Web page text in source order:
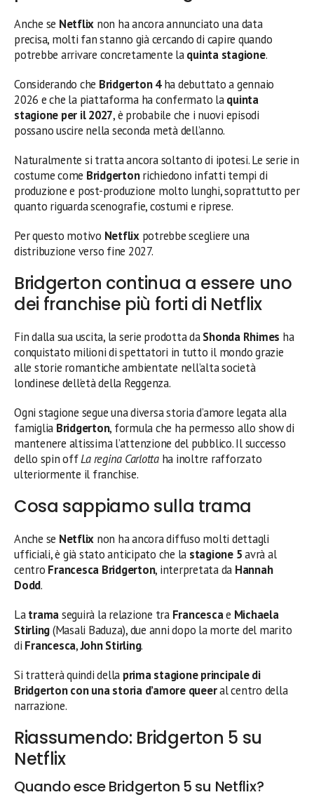
Anche se Netflix non ha ancora annunciato una data
precisa, molti fan stanno già cercando di capire quando
potrebbe arrivare concretamente laquinta stagione.
Considerando che Bridgerton 4ha debuttato a gennaio
2026 e che la piattaforma ha confermato laquinta
stagione per il 2027, è probabile che i nuovi episodi
possano uscire nella seconda metà dell’anno.
Naturalmente si tratta ancora soltanto di ipotesi. Le serie in
costume come Bridgertonrichiedono infatti tempi di
produzione e post-produzione molto lunghi, soprattutto per
quanto riguarda scenografie, costumi e riprese.
Per questo motivo Netflixpotrebbe scegliere una
distribuzione verso fine 2027.
Bridgerton continua a essere uno
dei franchise più forti di Netflix
Fin dalla sua uscita, la serie prodotta daShonda Rhimes ha
conquistato milioni di spettatori in tutto il mondo grazie
alle storie romantiche ambientate nell’alta società
londinese dell’età della Reggenza.
Ogni stagione segue una diversa storia d’amore legata alla
famiglia Bridgerton, formula che ha permesso allo show di
mantenere altissima l’attenzione del pubblico. Il successo
dello spin offLa regina Carlottaha inoltre rafforzato
ulteriormente il franchise.
Cosa sappiamo sulla trama
Anche se Netflix non ha ancora diffuso molti dettagli
ufficiali, è già stato anticipato che la stagione 5avrà al
centro Francesca Bridgerton, interpretata da Hannah
Dodd.
Latramaseguirà la relazione tra Francescae Michaela
Stirling(Masali Baduza), due anni dopo la morte del marito
di Francesca,John Stirling.
Si tratterà quindi della prima stagione principale di
Bridgerton con una storia d’amore queeral centro della
narrazione.
Riassumendo: Bridgerton 5 su
Netflix
Quando esce Bridgerton 5 su Netflix?